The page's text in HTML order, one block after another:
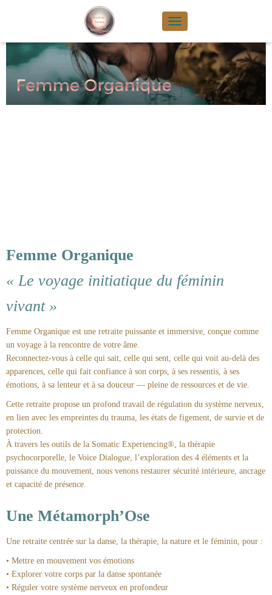
TOGGLE
Femme Organique
« Le voyage initiatique du féminin
vivant »
Femme Organique est une retraite puissante et immersive, conçue comme
un voyage à la rencontre de votre âme.
Reconnectez-vous à celle qui sait, celle qui sent, celle qui voit au-delà des
apparences, celle qui fait confiance à son corps, à ses ressentis, à ses
émotions, à sa lenteur et à sa douceur — pleine de ressources et de vie.
Cette retraite propose un profond travail de régulation du système nerveux,
en lien avec les empreintes du trauma, les états de figement, de survie et de
protection.
À travers les outils de la Somatic Experiencing®, la thérapie
psychocorporelle, le Voice Dialogue, l’exploration des 4 éléments et la
puissance du mouvement, nous venons restaurer sécurité intérieure, ancrage
et capacité de présence.
Une Métamorph’Ose
Une retraite centrée sur la danse, la thérapie, la nature et le féminin, pour :
• Mettre en mouvement vos émotions
• Explorer votre corps par la danse spontanée
• Réguler votre système nerveux en profondeur